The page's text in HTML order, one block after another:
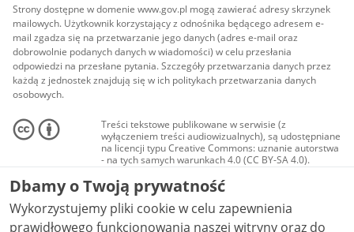
Strony dostępne w domenie www.gov.pl mogą zawierać adresy skrzynek
mailowych. Użytkownik korzystający z odnośnika będącego adresem e-
mail zgadza się na przetwarzanie jego danych (adres e-mail oraz
dobrowolnie podanych danych w wiadomości) w celu przesłania
odpowiedzi na przesłane pytania. Szczegóły przetwarzania danych przez
każdą z jednostek znajdują się w ich politykach przetwarzania danych
osobowych.
Treści tekstowe publikowane w serwisie (z
wyłączeniem treści audiowizualnych), są udostępniane
na licencji typu Creative Commons: uznanie autorstwa
- na tych samych warunkach 4.0 (CC BY-SA 4.0).
Materiały audiowizualne, w tym zdjęcia, materiały
audio i wideo, są udostępniane na licencji typu
Creative Commons: uznanie autorstwa użycie
niekomercyjne - bez utworów zależnych 4.0 (CC BY-
NC-ND 4.0), o ile nie jest to stwierdzone inaczej.
Dbamy o Twoją prywatność
Wykorzystujemy pliki cookie w celu zapewnienia
prawidłowego funkcjonowania naszej witryny oraz do